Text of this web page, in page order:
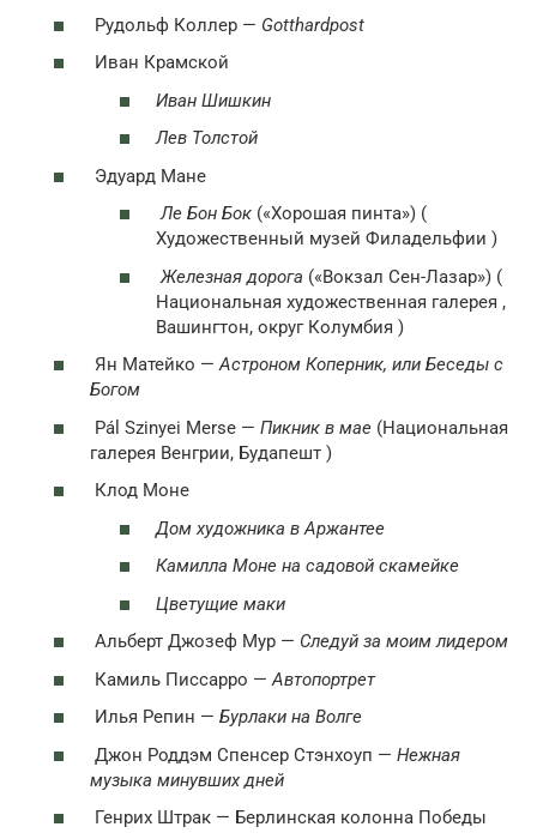
Рудольф Коллер — Gotthardpost
Иван Крамской
Иван Шишкин
Лев Толстой
Эдуард Мане
Ле Бон Бок («Хорошая пинта») (
Художественный музей Филадельфии )
Железная дорога («Вокзал Сен-Лазар») (
Национальная художественная галерея ,
Вашингтон, округ Колумбия )
Ян Матейко —Астроном Коперник, или Беседы с
Богом
Pál Szinyei Merse — Пикник в мае (Национальная
галерея Венгрии, Будапешт )
Клод Моне
Дом художника в Аржантее
Камилла Моне на садовой скамейке
Цветущие маки
Альберт Джозеф Мур — Следуй за моим лидером
Камиль Писсарро —Автопортрет
Илья Репин — Бурлаки на Волге
Джон Роддэм Спенсер Стэнхоуп — Нежная
музыка минувших дней
Генрих Штрак — Берлинская колонна Победы